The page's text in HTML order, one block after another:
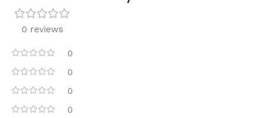
0 reviews
0
0
0
0